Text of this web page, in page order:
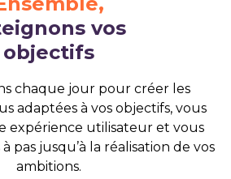
vos
objectifs
chaque jour pour créer les
adaptées à vos objectifs, vous
expérience utilisateur et vous
pas jusqu’à la réalisation de vos
ambitions.